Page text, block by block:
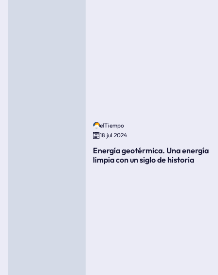
elTiempo
18 jul 2024
Energía geotérmica. Una energía
limpia con un siglo de historia